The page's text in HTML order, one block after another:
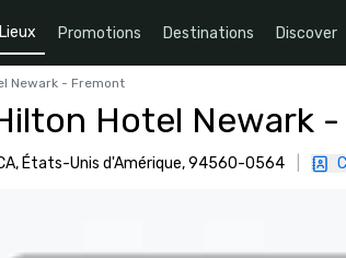
Lieux Promotions Destinations Discover
Newark - Fremont
Hotel Newark
États-Unis d'Amérique, 94560-0564